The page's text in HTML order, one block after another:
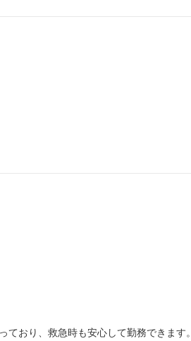
おり、救急時も安心して勤務できます。